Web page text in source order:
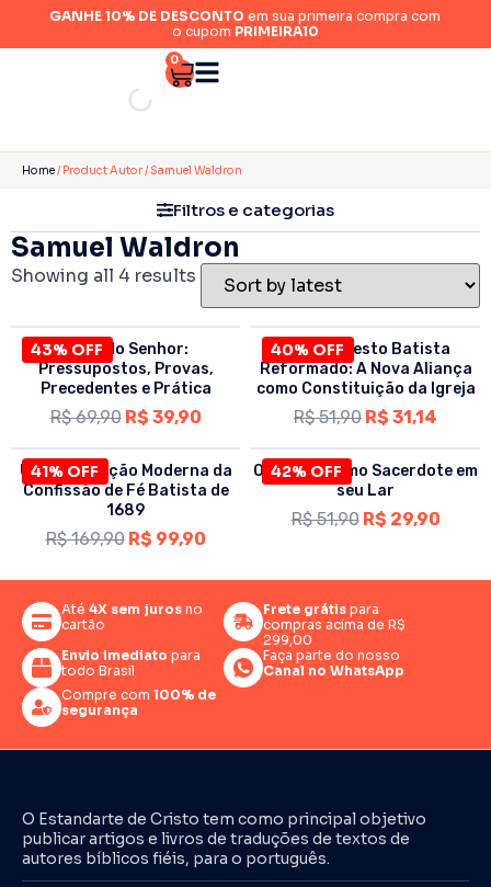
GANHE 10% DE DESCONTO em sua primeira compra com
o cupom PRIMEIRA10
0
Home/ Product Autor / Samuel Waldron
Filtros e categorias
Samuel Waldron
Showing all 4 results
43% OFF
O Dia do Senhor:
Pressupostos, Provas,
Precedentes e Prática
R$69,90 R$ 39,90
40% OFF
Um Manifesto Batista
Reformado: A Nova Aliança
como Constituição da Igreja
R$51,90 R$ 31,14
41% OFF
Uma Exposição Moderna da
Confissão de Fé Batista de
1689
R$169,90 R$ 99,90
42% OFF
O Homem como Sacerdote em
seu Lar
R$51,90 R$ 29,90
Até 4X sem juros no
cartão
Frete grátispara
compras acima de R$
299,00
Envio imediato para
todo Brasil
Faça parte do nosso
Canal no WhatsApp
Compre com 100% de
segurança
O Estandarte de Cristo tem como principal objetivo
publicar artigos e livros de traduções de textos de
autores bíblicos fiéis, para o português.